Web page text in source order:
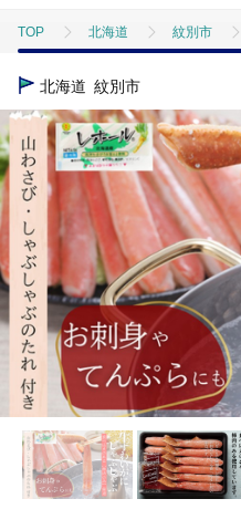
TOP 北海道 紋別市
TOP
北海道 紋別市